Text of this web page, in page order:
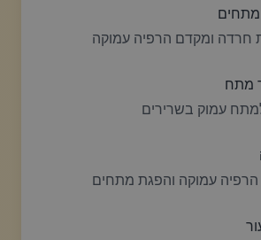
חרדה ומקדם הרפיה עמוקה
מתח
עמוק בשרירים
עמוקה והפגת מתחים